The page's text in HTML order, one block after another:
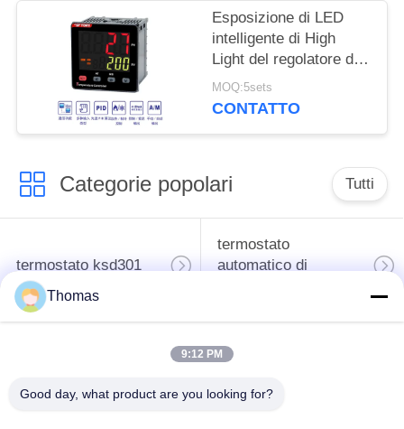
Esposizione di LED
intelligente di High
Light del regolatore di
temperatura di TEY
PID RS485 IEC61010-1
MOQ:5sets
CONTATTO
Categorie popolari Tutti
termostato ksd301
termostato
automatico di
ksd301
Thomas
9:12 PM
Good day, what product are you looking for?